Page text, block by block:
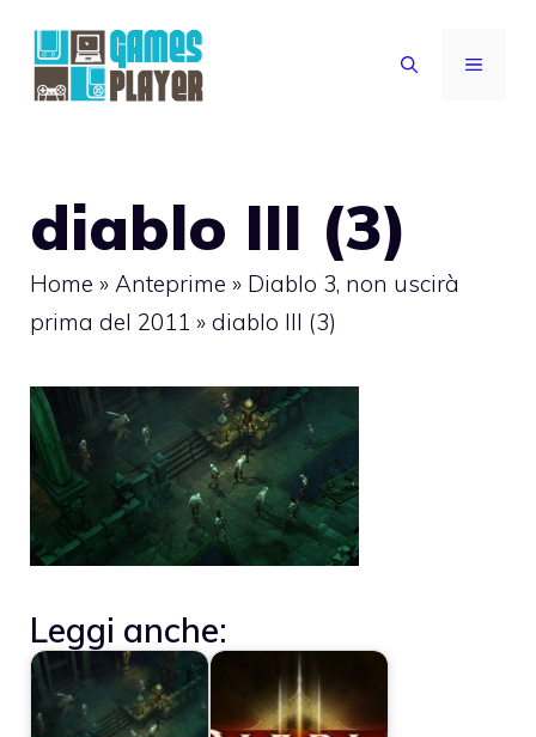
contenuto
MENU
diablo III (3)
Home » Anteprime » Diablo 3, non uscirà
prima del 2011 » diablo III (3)
Leggi anche: